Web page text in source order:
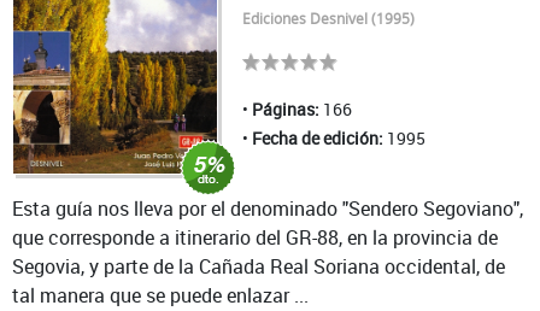
Ediciones Desnivel (1995)
Páginas: 166
Fecha de edición: 1995
Esta guía nos lleva por el denominado "Sendero Segoviano",
que corresponde a itinerario del GR-88, en la provincia de
Segovia, y parte de la Cañada Real Soriana occidental, de
tal manera que se puede enlazar ...